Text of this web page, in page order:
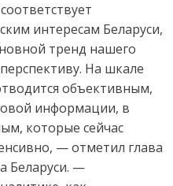
интересам Беларуси,
тренд нашего
На шкале
объективным,
информации, в
которые сейчас
— отметил глава
Беларуси. —